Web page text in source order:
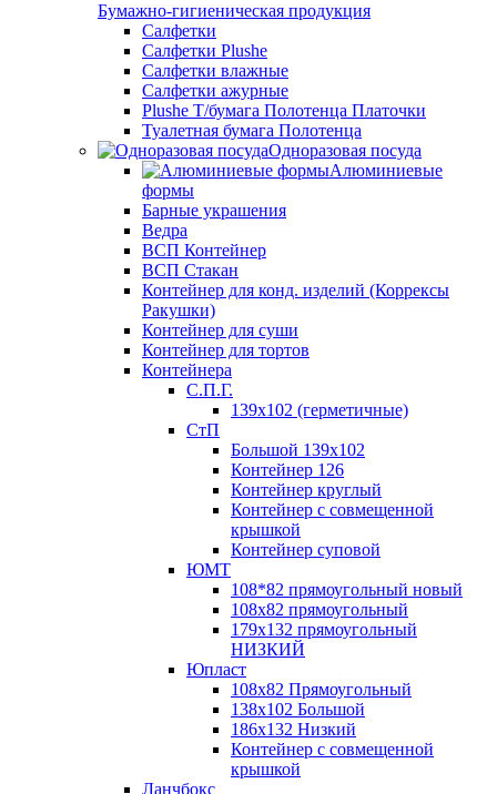
Бумажно-гигиеническая продукция
Салфетки
Салфетки Plushe
Салфетки влажные
Салфетки ажурные
Plushe Т/бумага Полотенца Платочки
Туалетная бумага Полотенца
Одноразовая посуда
Алюминиевые
формы
Барные украшения
Ведра
ВСП Контейнер
ВСП Стакан
Контейнер для конд. изделий (Коррексы
Ракушки)
Контейнер для суши
Контейнер для тортов
Контейнера
С.П.Г.
139х102 (герметичные)
СтП
Большой 139х102
Контейнер 126
Контейнер круглый
Контейнер с совмещенной
крышкой
Контейнер суповой
ЮМТ
108*82 прямоугольный новый
108х82 прямоугольный
179х132 прямоугольный
НИЗКИЙ
Юпласт
108х82 Прямоугольный
138х102 Большой
186х132 Низкий
Контейнер с совмещенной
крышкой
Ланчбокс